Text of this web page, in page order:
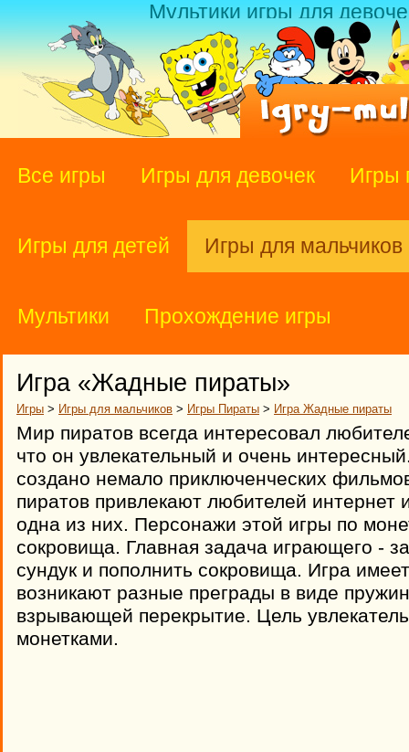
Мультики игры для
Все игры Игры для девочек Игры
Игры для детей Игры для мальчиков
Мультики Прохождение игры
Игра «Жадные пираты»
Игры > Игры для мальчиков > Игры Пираты > Игра Жадные пираты
Мир пиратов всегда интересовал
что он увлекательный и очень
создано немало приключенческих
пиратов привлекают любителей
одна из них. Персонажи этой игры по
сокровища. Главная задача играющего -
сундук и пополнить сокровища. Игра
возникают разные преграды в виде
взрывающей перекрытие. Цель
монетками.